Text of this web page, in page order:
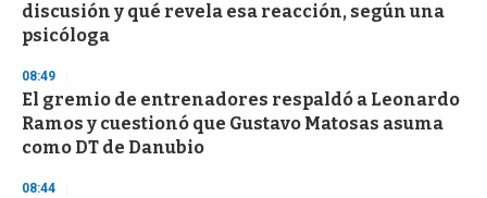
discusión y qué revela esa reacción, según una
psicóloga
08:49
El gremio de entrenadores respaldó a Leonardo
Ramos y cuestionó que Gustavo Matosas asuma
como DT de Danubio
08:44